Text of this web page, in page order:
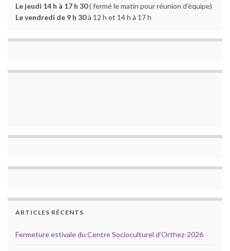
Le jeudi 14 h à 17 h 30( fermé le matin pour réunion d'équipe)
Le vendredi de 9 h 30à 12 h et 14 h à 17 h
ARTICLES RÉCENTS
Fermeture estivale du Centre Socioculturel d’Orthez-2026